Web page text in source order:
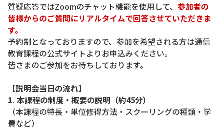
質疑応答ではZoomのチャット機能を使用して、 参加者の
皆様からのご質問にリアルタイムで回答させていただきま
す。
予約制となっておりますので、参加を希望される方は通信
教育課程の公式サイトよりお申込みください。
皆さまのご参加をお待ちしております。
【説明会当日の流れ】
1. 本課程の制度・概要の説明（約45分）
（本課程の特長・単位修得方法・スクーリングの種類・学
費など）